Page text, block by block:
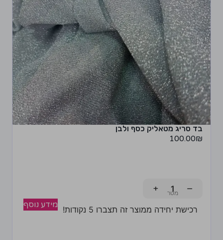
בד סריג מטאליק כסף ולבן
100.00₪
−
+
רכישת יחידה ממוצר זה תצברו 5 נקודות! מידע נוסף